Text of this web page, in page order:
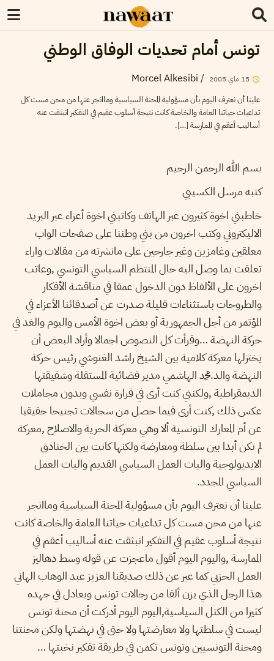
تونس أمام تحديات الوفاق الوطني
15 ماي 2005
/
Morcel Alkesibi
علينا أن نعترف اليوم بأن مسؤولية المحنة السياسية وماانجر عنها من محن مست كل
تداعيات حياتنا العامة والخاصة كانت نتيجة أسلوب عقيم في التفكير انبثقت عنه
أساليب أعقم في الممارسة […].
بسم الله الرحمن الرحيم
كتبه مرسل الكسيبي
خاطبني اخوة كثيرون عبر الهاتف وكاتبني اخوة أعزاء عبر البريد
الاليكتروني وكتب اخرون من بني وطننا على صفحات الواب
معلقين وغامزين وغير جارحين على مانشرته من مقالات واراء
تعلقت بما وصل اليه حال المنتظم السياسي التونسي ,وعاتب
اخرون على الألفاظ دون الدخول عمقا في مناقشة الأفكار
والطروحات باستثناءات قليلة صدرت عن أصدقائنا الأعزاء في
المؤتمر من أجل الجمهورية أو بعض اخوة الأمس واليوم والغد في
حركة النهضة …وقرأت كل النصوص اجمالا وأراد البعض أن
يختزلها معركة كلامية بين الشيخ راشد الغنوشي رئيس حركة
النهضة والد.محمد الهاشمي مدير فضائية المستقلة وشقيقتها
الديمقراطية ,ولكنني كنت أرى في قرارة نفسي وبدون مجاملات
عكس ذلك ,كنت أرى فيما حصل من سجالات تجنيحا حقيقيا
عن أم المعارك التونسية ألا وهي معركة الحرية والاصلاح ,معركة
لم تكن أبدا بين سلطة ومعارضة ولكنها كانت بين الخنادق
الايديولوجية واليات العمل السياسي القديم واليات العمل
السياسي المجدد.
علينا أن نعترف اليوم بأن مسؤولية المحنة السياسية وماانجر
عنها من محن مست كل تداعيات حياتنا العامة والخاصة كانت
نتيجة أسلوب عقيم في التفكير انبثقت عنه أساليب أعقم في
الممارسة ,واليوم اليوم أقول ماعجزت عن قوله وسط دهاليز
العمل الحزبي كما عبر عن ذلك صديقنا العزيز عبد الوهاب الهاني
هذا الرجل الذي يزن ألفا من رجالات تونس ويعادل في جهده
كثيرا من الكتل السياسية,اليوم اليوم أدركت أن محنة تونس
ليست في سلطتها ولا معارضتها ولا حتى في نهضتها ولكن محنتنا
ومحنة التونسيين وتونس تكمن في طريقة تفكير نخبتها …